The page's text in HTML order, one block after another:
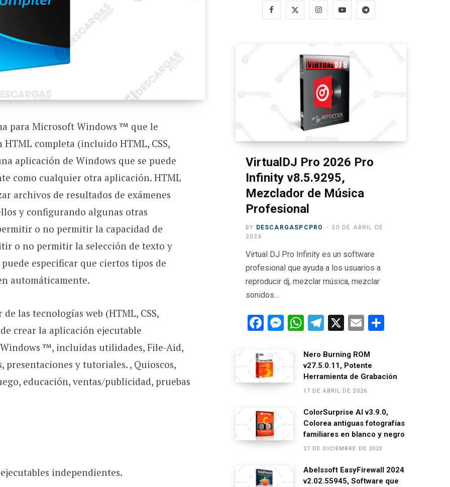
para Microsoft Windows ™ que le
completa (incluido HTML, CSS,
aplicación de Windows que se puede
como cualquier otra aplicación. HTML
archivos de resultados de exámenes
y configurando algunas otras
o no permitir la capacidad de
o no permitir la selección de texto y
especificar que ciertos tipos de
automáticamente.
las tecnologías web (HTML, CSS,
crear la aplicación ejecutable
™, incluidas utilidades, File-Aid,
y tutoriales. , Quioscos,
educación, ventas/publicidad, pruebas
independientes.
F
k
w
t
e
)
I
t
a
g
r
a
m
Y
T
e
T
m
VirtualDJ Pro 2026 Pro
Infinity v8.5.9295,
Mezclador de Música
Profesional
BY DESCARGASPCPRO
30 DE ABRIL DE
2026
Virtual DJ Pro Infinity es un software
profesional que ayuda a los usuarios a
reproducir dj, mezclar música, mezclar
sonidos…
F
ce
b
o
k
M
g
W
at
s
A
p
T
e
gr
a
X
E
ail
p
Nero Burning ROM
v27.5.0.11, Potente
Herramienta de Grabación
17 DE ABRIL DE 2026
ColorSurprise AI v3.9.0,
Colorea antiguas fotografías
familiares en blanco y negro
27 DE DICIEMBRE DE 2023
Abelssoft EasyFirewall 2024
v2.02.55945, Software que